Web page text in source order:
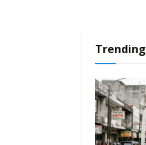
Trending